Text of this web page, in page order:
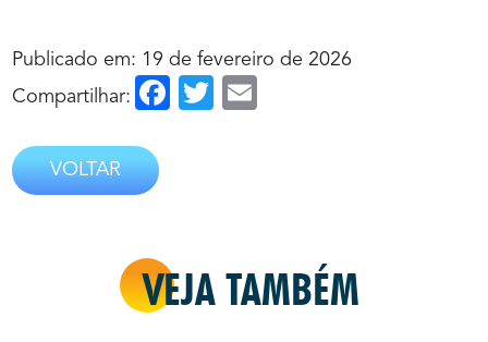
Publicado em: 19 de fevereiro de 2026
Compartilhar:
Facebook
Twitter
VOLTAR
VEJA TAMBÉM